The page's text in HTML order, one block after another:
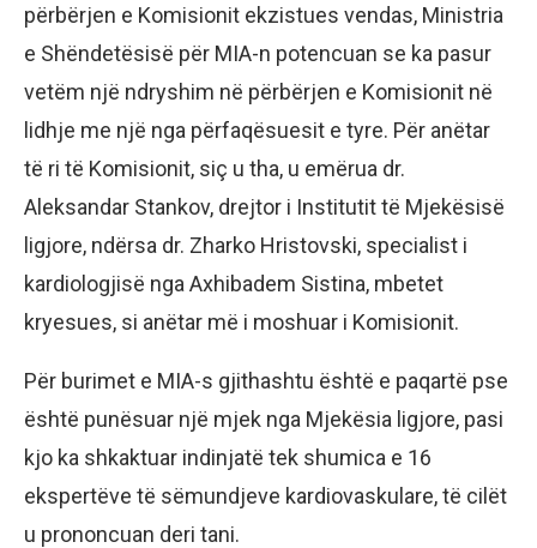
përbërjen e Komisionit ekzistues vendas, Ministria
e Shëndetësisë për MIA-n potencuan se ka pasur
vetëm një ndryshim në përbërjen e Komisionit në
lidhje me një nga përfaqësuesit e tyre. Për anëtar
të ri të Komisionit, siç u tha, u emërua dr.
Aleksandar Stankov, drejtor i Institutit të Mjekësisë
ligjore, ndërsa dr. Zharko Hristovski, specialist i
kardiologjisë nga Axhibadem Sistina, mbetet
kryesues, si anëtar më i moshuar i Komisionit.
Për burimet e MIA-s gjithashtu është e paqartë pse
është punësuar një mjek nga Mjekësia ligjore, pasi
kjo ka shkaktuar indinjatë tek shumica e 16
ekspertëve të sëmundjeve kardiovaskulare, të cilët
u prononcuan deri tani.